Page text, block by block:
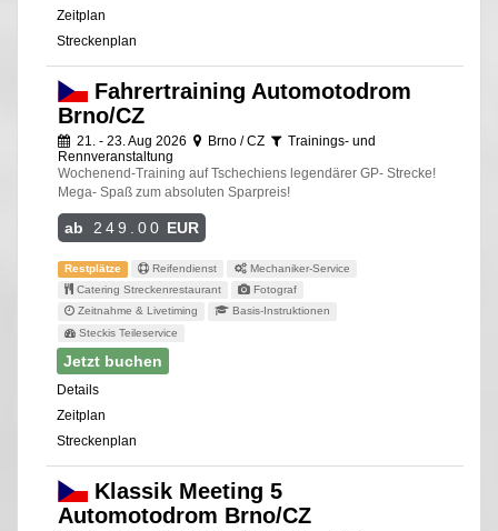
Zeitplan
Streckenplan
Fahrertraining Automotodrom
Brno/CZ
21. - 23. Aug 2026 Brno / CZ
Trainings- und
Rennveranstaltung
Wochenend-Training auf Tschechiens legendärer GP- Strecke!
Mega- Spaß zum absoluten Sparpreis!
ab 249.00 EUR
Restplätze Reifendienst
Mechaniker-Service
Catering Streckenrestaurant
Fotograf
Zeitnahme & Livetiming
Basis-Instruktionen
Steckis Teileservice
Jetzt buchen
Details
Zeitplan
Streckenplan
Klassik Meeting 5
Automotodrom Brno/CZ